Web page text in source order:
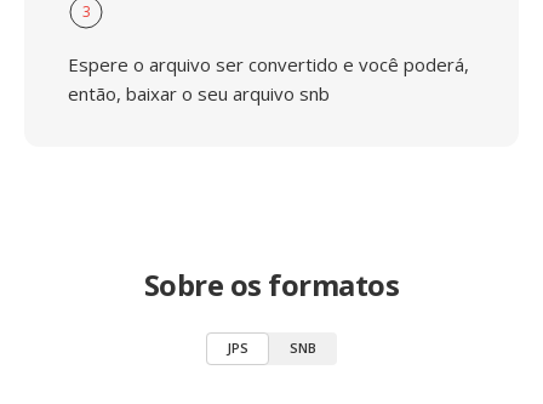
3
Espere o arquivo ser convertido e você poderá,
então, baixar o seu arquivo snb
Sobre os formatos
JPS SNB